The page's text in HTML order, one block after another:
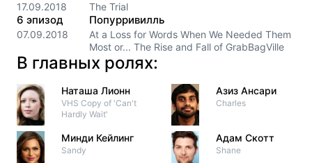
17.09.2018 The Trial
6 эпизод
07.09.2018
Попурривилль
At a Loss for Words When We Needed Them
Most or... The Rise and Fall of GrabBagVille
В главных ролях:
Наташа Лионн
VHS Copy of 'Can't
Hardly Wait'
Минди Кейлинг
Sandy
Азиз Ансари
Charles
Адам Скотт
Shane